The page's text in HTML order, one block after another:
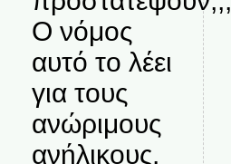
Ο νόμος
αυτό το λέει
για τους
ανώριμους
ανήλικους.